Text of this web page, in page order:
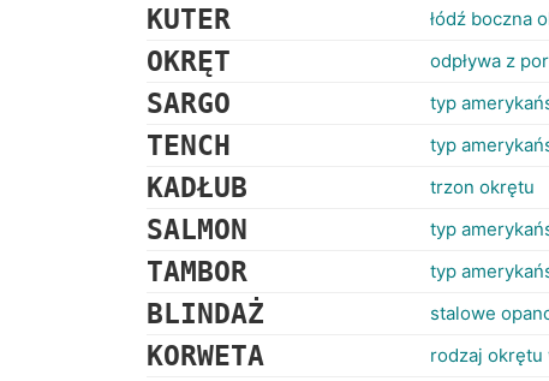
KUTER łódź boczna
OKRĘT odpływa z
SARGO typ
TENCH typ
KADŁUB trzon okrętu
SALMON typ
TAMBOR typ
BLINDAŻ stalowe
KORWETA rodzaj